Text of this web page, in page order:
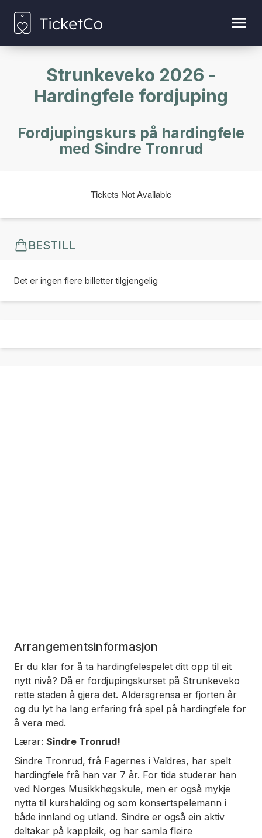
Strunkeveko 2026 -
Hardingfele fordjuping
Fordjupingskurs på hardingfele
med Sindre Tronrud
Tickets Not Available
BESTILL
Det er ingen flere billetter tilgjengelig
Arrangementsinformasjon
Er du klar for å ta hardingfelespelet ditt opp til eit
nytt nivå? Då er fordjupingskurset på Strunkeveko
rette staden å gjera det. Aldersgrensa er fjorten år
og du lyt ha lang erfaring frå spel på hardingfele for
å vera med.
Lærar: Sindre Tronrud!
Sindre Tronrud, frå Fagernes i Valdres, har spelt
hardingfele frå han var 7 år. For tida studerar han
ved Norges Musikkhøgskule, men er også mykje
nytta til kurshalding og som konsertspelemann i
både innland og utland. Sindre er også ein aktiv
deltakar på kappleik, og har samla fleire